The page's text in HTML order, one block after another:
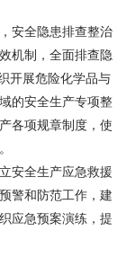
安全隐患排查整治
机制，全面排查隐
开展危险化学品与
的安全生产专项整
各项规章制度，使
安全生产应急救援
警和防范工作，建
应急预案演练，提